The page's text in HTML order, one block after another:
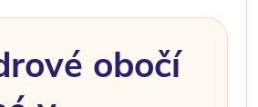
obočí